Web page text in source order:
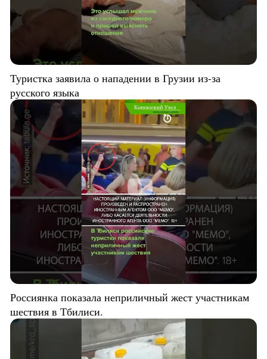
Туристка заявила о нападении в Грузии из-за
русского языка
Россиянка показала неприличный жест участникам
шествия в Тбилиси.